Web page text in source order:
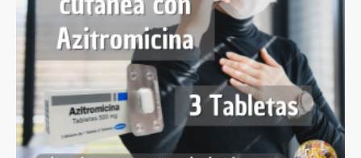
Tabletas
Mayoreo
cantidad